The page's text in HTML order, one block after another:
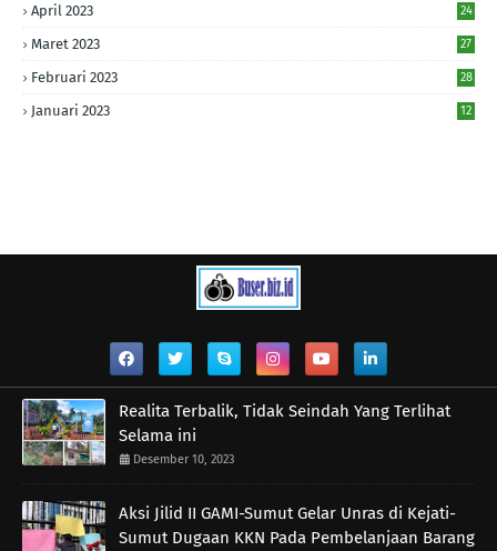
April 2023 24
Maret 2023 27
Februari 2023 28
Januari 2023 12
Realita Terbalik, Tidak Seindah Yang Terlihat
Selama ini
Desember 10, 2023
Aksi Jilid II GAMI-Sumut Gelar Unras di Kejati-
Sumut Dugaan KKN Pada Pembelanjaan Barang